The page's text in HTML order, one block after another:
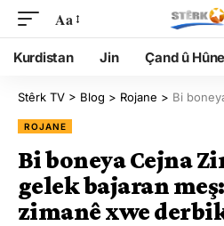
Aa
Kurdistan Jin Çand û
Stêrk TV > Blog > Rojane > Bi boneya Cejna
ROJANE
Bi boneya Cejna
gelek bajaran
zimanê xwe